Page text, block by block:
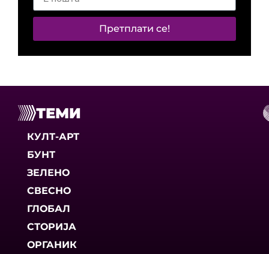
Претплати се!
ТЕМИ
КУЛТ-АРТ
БУНТ
ЗЕЛЕНО
СВЕСНО
ГЛОБАЛ
СТОРИЈА
ОРГАНИК